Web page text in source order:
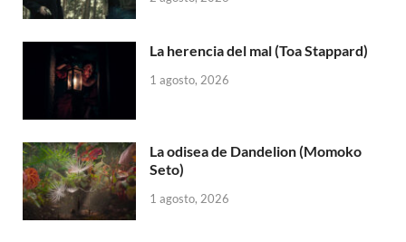
La herencia del mal (Toa Stappard)
1 agosto, 2026
La odisea de Dandelion (Momoko
Seto)
1 agosto, 2026